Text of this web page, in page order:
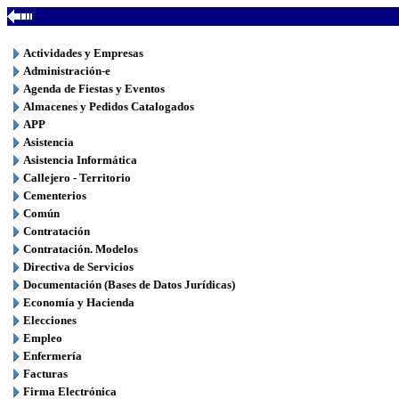
Actividades y Empresas
Administración-e
Agenda de Fiestas y Eventos
Almacenes y Pedidos Catalogados
APP
Asistencia
Asistencia Informática
Callejero - Territorio
Cementerios
Común
Contratación
Contratación. Modelos
Directiva de Servicios
Documentación (Bases de Datos Jurídicas)
Economía y Hacienda
Elecciones
Empleo
Enfermería
Facturas
Firma Electrónica